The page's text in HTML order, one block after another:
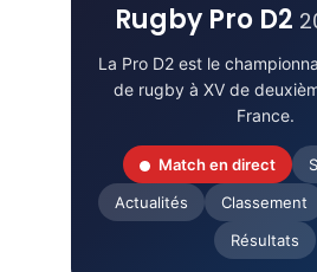
Rugby Pro D2
La Pro D2 est le
de rugby à XV de
France.
Match en direct
Actualités
Classement
Résultats